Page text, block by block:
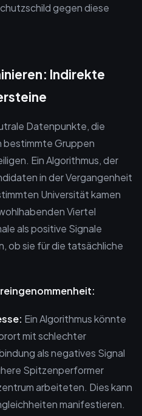
gegen diese
Indirekte
Datenpunkte, die
Gruppen
Ein Algorithmus, der
in der Vergangenheit
Universität kamen
Viertel
als positive Signale
ob sie für die tatsächliche
Ein Algorithmus könnte
mit schlechter
als negatives Signal
Spitzenperformer
arbeiteten. Dies kann
manifestieren.